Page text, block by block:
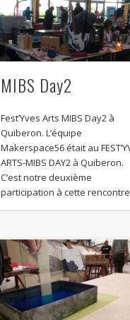
MIBS Day2
Fest’Yves Arts MIBS Day2 à
Quiberon. L’équipe
Makerspace56 était au
ARTS-MIBS DAY2 à Quiberon.
C’est notre deuxième
participation à cette